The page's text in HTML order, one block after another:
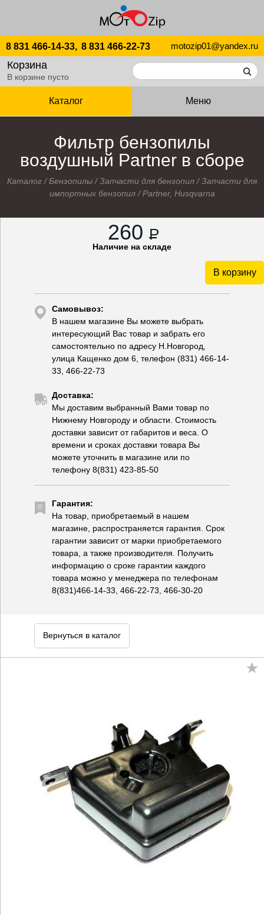
8 831 466-14-33, 8 831 466-22-73 motozip01@yandex.ru
Корзина
В корзине пусто
Каталог Меню
Фильтр бензопилы
воздушный Partner в сборе
Каталог /Бензопилы /Запчасти для бензопил /Запчасти для
импортных бензопил/Partner, Husqvarna
260 P
Наличие на складе
В корзину
Самовывоз:
В нашем магазине Вы можете выбрать
интересующий Вас товар и забрать его
самостоятельно по адресу Н.Новгород,
улица Кащенко дом 6, телефон (831) 466-14-
33, 466-22-73
Доставка:
Мы доставим выбранный Вами товар по
Нижнему Новгороду и области. Стоимость
доставки зависит от габаритов и веса. О
времени и сроках доставки товара Вы
можете уточнить в магазине или по
телефону 8(831) 423-85-50
Гарантия:
На товар, приобретаемый в нашем
магазине, распространяется гарантия. Срок
гарантии зависит от марки приобретаемого
товара, а также производителя. Получить
информацию о сроке гарантии каждого
товара можно у менеджера по телефонам
8(831)466-14-33, 466-22-73, 466-30-20
Вернуться в каталог